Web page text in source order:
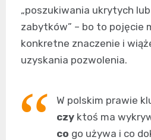
„poszukiwania ukrytych
zabytków” – bo to pojęcie
konkretne znaczenie i
uzyskania pozwolenia.
W polskim prawie
czy ktoś ma
co go używa i co